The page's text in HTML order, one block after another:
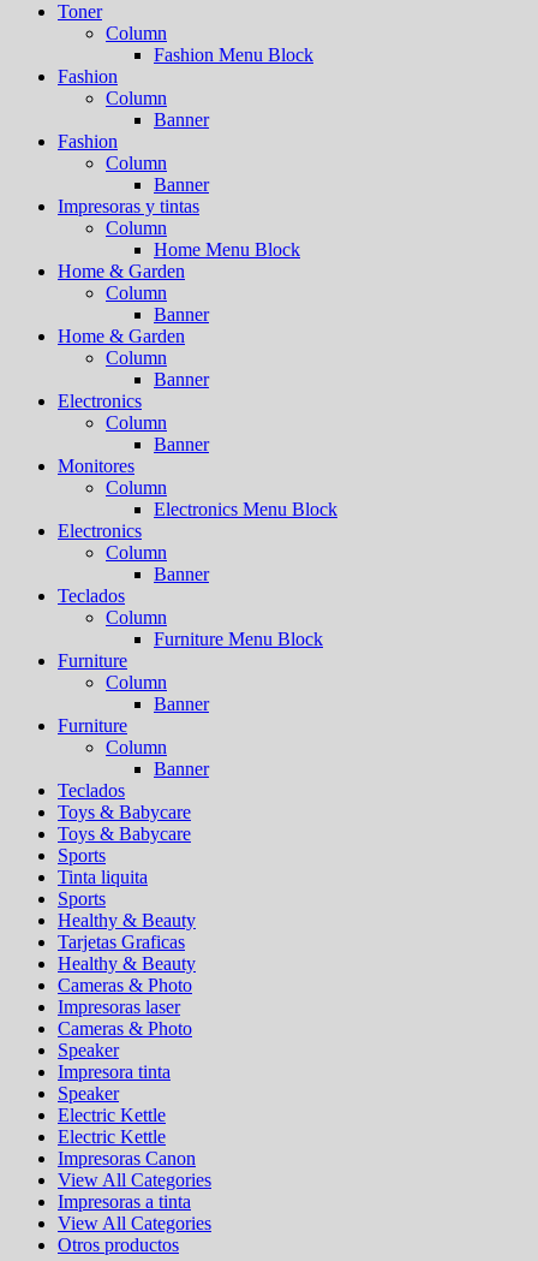
Toner
Column
Fashion Menu Block
Fashion
Column
Banner
Fashion
Column
Banner
Impresoras y tintas
Column
Home Menu Block
Home & Garden
Column
Banner
Home & Garden
Column
Banner
Electronics
Column
Banner
Monitores
Column
Electronics Menu Block
Electronics
Column
Banner
Teclados
Column
Furniture Menu Block
Furniture
Column
Banner
Furniture
Column
Banner
Teclados
Toys & Babycare
Toys & Babycare
Sports
Tinta liquita
Sports
Healthy & Beauty
Tarjetas Graficas
Healthy & Beauty
Cameras & Photo
Impresoras laser
Cameras & Photo
Speaker
Impresora tinta
Speaker
Electric Kettle
Electric Kettle
Impresoras Canon
View All Categories
Impresoras a tinta
View All Categories
Otros productos